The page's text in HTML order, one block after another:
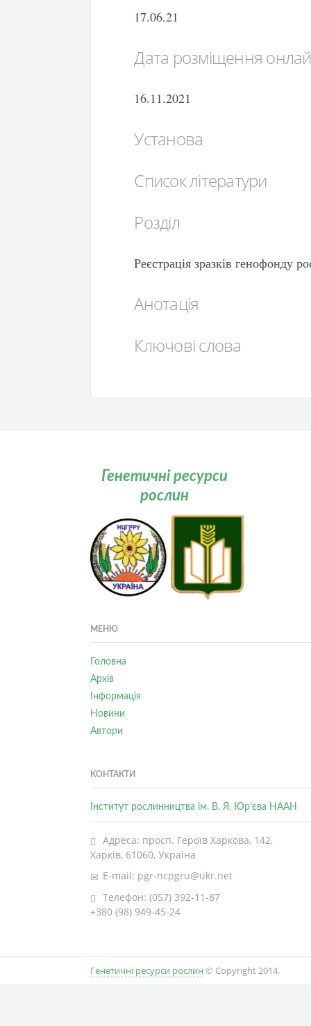
17.06.21
Дата розміщення
16.11.2021
Установа
Список літератури
Розділ
Реєстрація зразків генофонду
Анотація
Ключові слова
Генетичні ресурси
рослин
МЕНЮ
Головна
Архів
Інформація
Новини
Автори
КОНТАКТИ
Інститут рослинництва ім. В. Я. Юр’єва НААН
Адреса: просп. Героїв Харкова, 142,
Харків, 61060, Україна
E-mail: pgr-ncpgru@ukr.net
Телефон: (057) 392-11-87
+380 (98) 949-45-24
Генетичні ресурси рослин © Copyright 2014.